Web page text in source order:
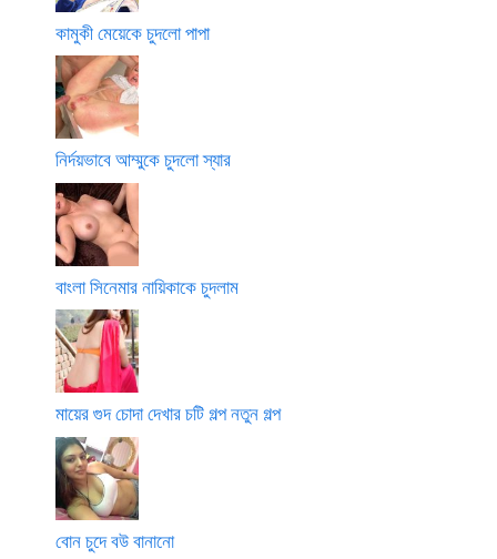
কামুকী মেয়েকে চুদলো পাপা
নির্দয়ভাবে আম্মুকে চুদলো স্যার
বাংলা সিনেমার নায়িকাকে চুদলাম
মায়ের গুদ চোদা দেখার চটি গল্প নতুন গল্প
বোন চুদে বউ বানানো